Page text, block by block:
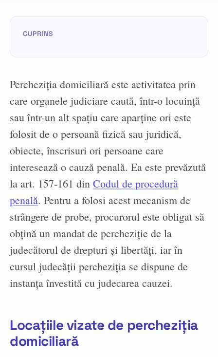
Percheziția domiciliară este activitatea prin
care organele judiciare caută, într-o locuință
sau într-un alt spațiu care aparține ori este
folosit de o persoană fizică sau juridică,
obiecte, înscrisuri ori persoane care
interesează o cauză penală. Ea este prevăzută
la art. 157-161 din Codul de procedură
penală. Pentru a folosi acest mecanism de
strângere de probe, procurorul este obligat să
obțină un mandat de percheziție de la
judecătorul de drepturi și libertăți, iar în
cursul judecății percheziția se dispune de
instanța învestită cu judecarea cauzei.
Locațiile vizate de percheziția
domiciliară